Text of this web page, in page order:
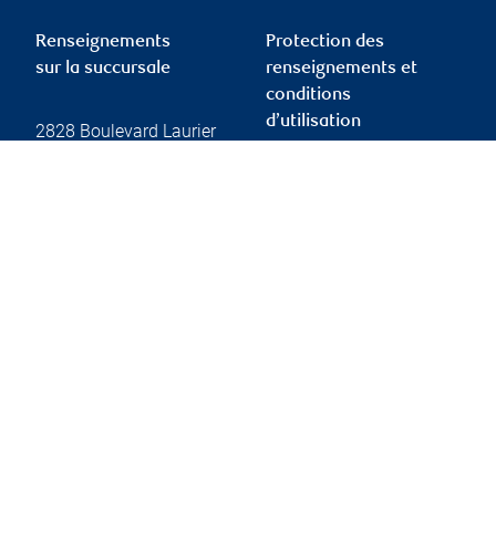
Renseignements
sur la succursale
2828 Boulevard Laurier
Protection des
renseignements et
conditions
d’utilisation